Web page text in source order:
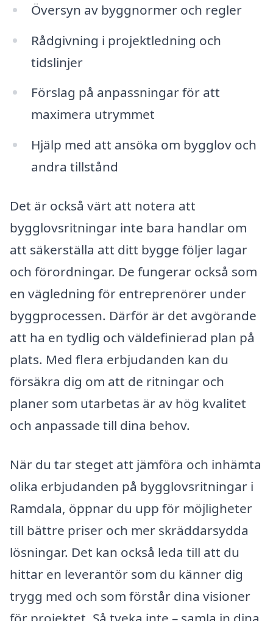
Översyn av byggnormer och regler
Rådgivning i projektledning och
tidslinjer
Förslag på anpassningar för att
maximera utrymmet
Hjälp med att ansöka om bygglov och
andra tillstånd
Det är också värt att notera att
bygglovsritningar inte bara handlar om
att säkerställa att ditt bygge följer lagar
och förordningar. De fungerar också som
en vägledning för entreprenörer under
byggprocessen. Därför är det avgörande
att ha en tydlig och väldefinierad plan på
plats. Med flera erbjudanden kan du
försäkra dig om att de ritningar och
planer som utarbetas är av hög kvalitet
och anpassade till dina behov.
När du tar steget att jämföra och inhämta
olika erbjudanden på bygglovsritningar i
Ramdala, öppnar du upp för möjligheter
till bättre priser och mer skräddarsydda
lösningar. Det kan också leda till att du
hittar en leverantör som du känner dig
trygg med och som förstår dina visioner